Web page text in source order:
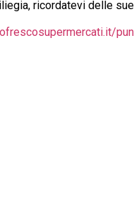
ricordatevi delle